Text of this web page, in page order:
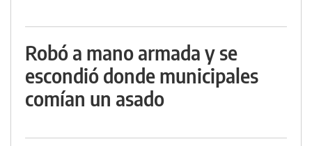
Robó a mano armada y se
escondió donde municipales
comían un asado